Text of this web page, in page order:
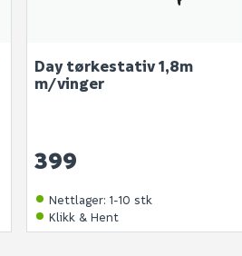
Day tørkestativ 1,8m
m/vinger
399
Nettlager:1-10 stk
Klikk & Hent